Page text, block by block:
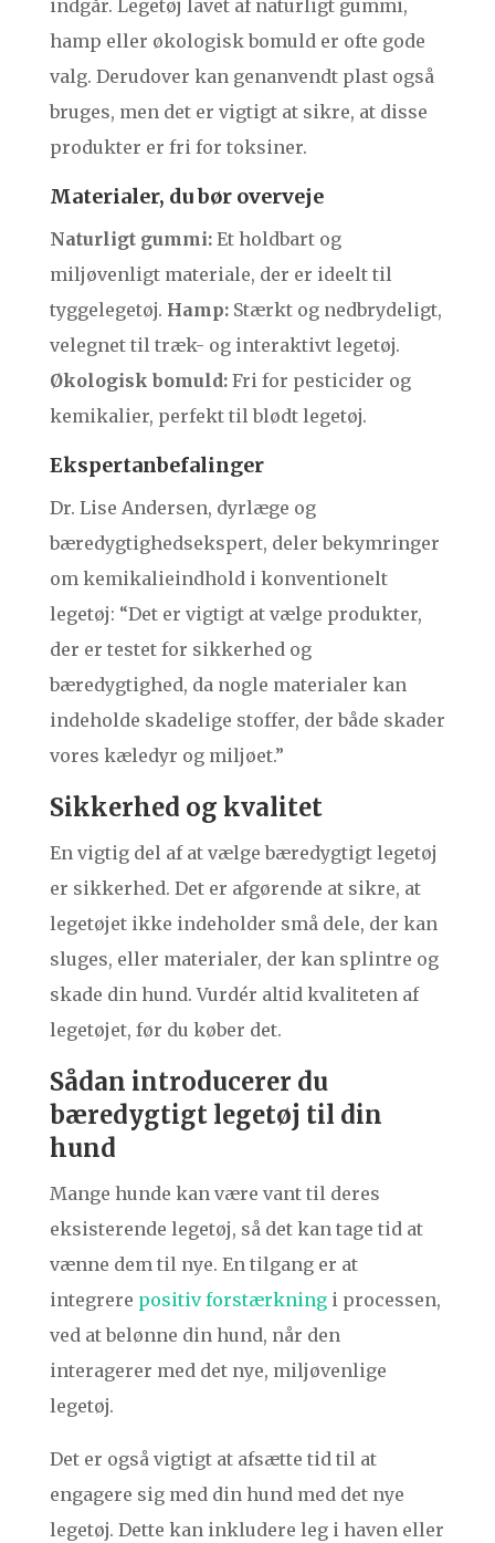
indgår. Legetøj lavet af naturligt gummi,
hamp eller økologisk bomuld er ofte gode
valg. Derudover kan genanvendt plast også
bruges, men det er vigtigt at sikre, at disse
produkter er fri for toksiner.
Materialer, du bør overveje
Naturligt gummi:Et holdbart og
miljøvenligt materiale, der er ideelt til
tyggelegetøj. Hamp:Stærkt og nedbrydeligt,
velegnet til træk- og interaktivt legetøj.
Økologisk bomuld:Fri for pesticider og
kemikalier, perfekt til blødt legetøj.
Ekspertanbefalinger
Dr. Lise Andersen, dyrlæge og
bæredygtighedsekspert, deler bekymringer
om kemikalieindhold i konventionelt
legetøj: “Det er vigtigt at vælge produkter,
der er testet for sikkerhed og
bæredygtighed, da nogle materialer kan
indeholde skadelige stoffer, der både skader
vores kæledyr og miljøet.”
Sikkerhed og kvalitet
En vigtig del af at vælge bæredygtigt legetøj
er sikkerhed. Det er afgørende at sikre, at
legetøjet ikke indeholder små dele, der kan
sluges, eller materialer, der kan splintre og
skade din hund. Vurdér altid kvaliteten af
legetøjet, før du køber det.
Sådan introducerer du
bæredygtigt legetøj til din
hund
Mange hunde kan være vant til deres
eksisterende legetøj, så det kan tage tid at
vænne dem til nye. En tilgang er at
integrere positiv forstærkningi processen,
ved at belønne din hund, når den
interagerer med det nye, miljøvenlige
legetøj.
Det er også vigtigt at afsætte tid til at
engagere sig med din hund med det nye
legetøj. Dette kan inkludere leg i haven eller